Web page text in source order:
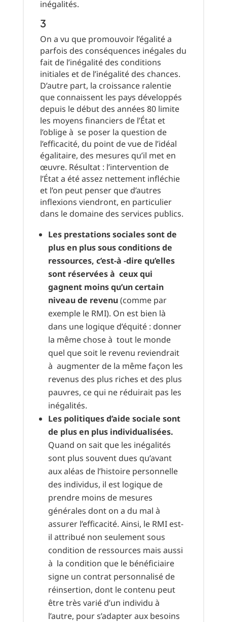
inégalités.
3
On a vu que promouvoir l’égalité a
parfois des conséquences inégales du
fait de l’inégalité des conditions
initiales et de l’inégalité des chances.
D’autre part, la croissance ralentie
que connaissent les pays développés
depuis le début des années 80 limite
les moyens financiers de l’État et
l’oblige à se poser la question de
l’efficacité, du point de vue de l’idéal
égalitaire, des mesures qu’il met en
œuvre. Résultat : l’intervention de
l’État a été assez nettement infléchie
et l’on peut penser que d’autres
inflexions viendront, en particulier
dans le domaine des services publics.
Les prestations sociales sont de
plus en plus sous conditions de
ressources, c’est-à -dire qu’elles
sont réservées à ceux qui
gagnent moins qu’un certain
niveau de revenu(comme par
exemple le RMI). On est bien là
dans une logique d’équité : donner
la même chose à tout le monde
quel que soit le revenu reviendrait
à augmenter de la même façon les
revenus des plus riches et des plus
pauvres, ce qui ne réduirait pas les
inégalités.
Les politiques d’aide sociale sont
de plus en plus individualisées.
Quand on sait que les inégalités
sont plus souvent dues qu’avant
aux aléas de l’histoire personnelle
des individus, il est logique de
prendre moins de mesures
générales dont on a du mal à
assurer l’efficacité. Ainsi, le RMI est-
il attribué non seulement sous
condition de ressources mais aussi
à la condition que le bénéficiaire
signe un contrat personnalisé de
réinsertion, dont le contenu peut
être très varié d’un individu à
l’autre, pour s’adapter aux besoins